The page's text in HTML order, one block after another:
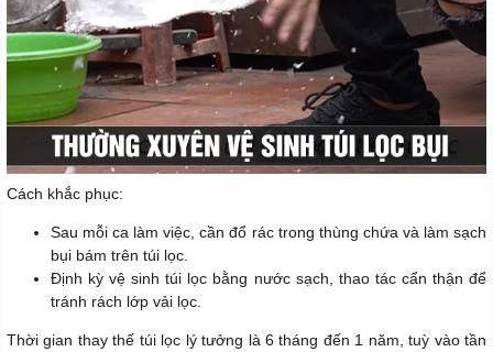
Cách khắc phục:
Sau mỗi ca làm việc, cần đổ rác trong thùng chứa và làm sạch
bụi bám trên túi lọc.
Định kỳ vệ sinh túi lọc bằng nước sạch, thao tác cẩn thận để
tránh rách lớp vải lọc.
Thời gian thay thế túi lọc lý tưởng là 6 tháng đến 1 năm, tuỳ vào tần